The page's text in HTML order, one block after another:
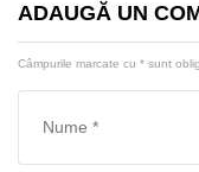
ADAUGĂ UN
Câmpurile marcate cu * sunt